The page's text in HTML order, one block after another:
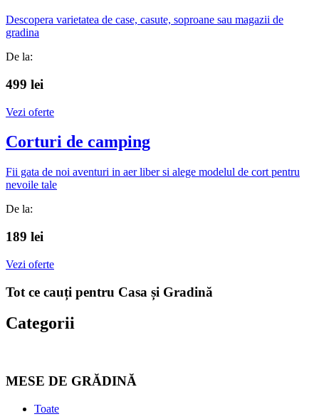
Descopera varietatea de case, casute, soproane sau magazii de
gradina
De la:
499 lei
Vezi oferte
Corturi de camping
Fii gata de noi aventuri in aer liber si alege modelul de cort pentru
nevoile tale
De la:
189 lei
Vezi oferte
Tot ce cauți pentru Casa și Gradină
Categorii
MESE DE GRĂDINĂ
Toate